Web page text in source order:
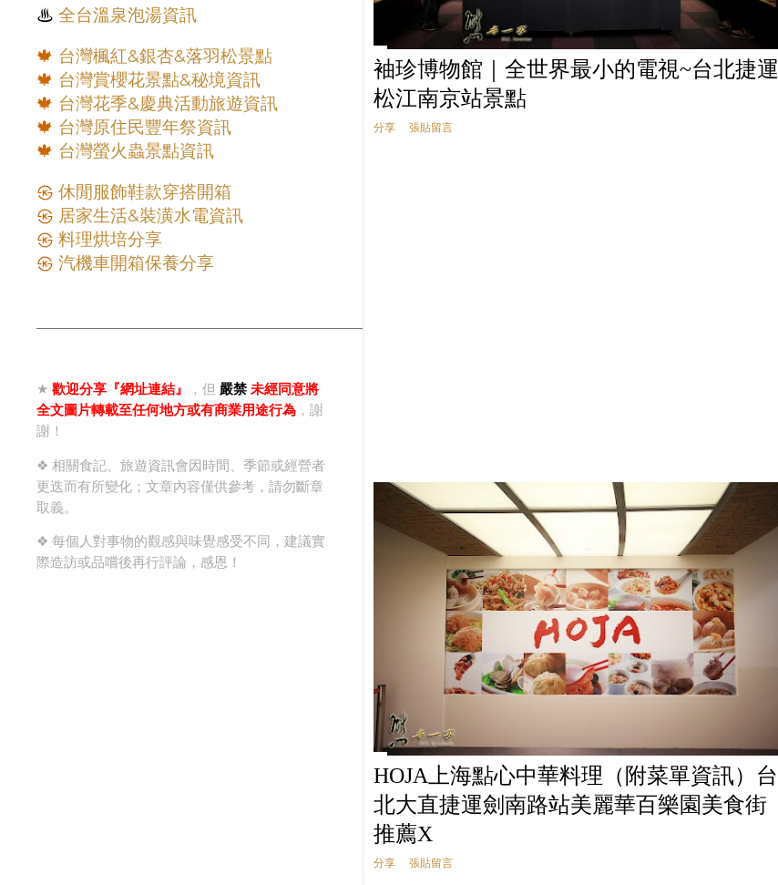
袖珍博物館｜全世界最小的電視~台北捷運
松江南京站景點
分享 張貼留言
HOJA上海點心中華料理（附菜單資訊）台
北大直捷運劍南路站美麗華百樂園美食街
推薦X
分享 張貼留言
12月
7
10月 4
9月 8
8月 5
7月 11
6月 19
5月 18
4月 7
12月 22
11月
10月 15
9月 12
8月
7月 5
♨︎ 全台溫泉泡湯資訊
🍁 台灣楓紅&銀杏&落羽松景點
🍁 台灣賞櫻花景點&秘境資訊
🍁 台灣花季&慶典活動旅遊資訊
🍁 台灣原住民豐年祭資訊
🍁 台灣螢火蟲景點資訊
㉿ 休閒服飾鞋款穿搭開箱
㉿ 居家生活&裝潢水電資訊
㉿ 料理烘培分享
㉿ 汽機車開箱保養分享
★ 歡迎分享『網址連結』 ，但 嚴禁 未經同意將
全文圖片轉載至任何地方或有商業用途行為 ，謝
謝！
❖ 相關食記、旅遊資訊會因時間、季節或經營者
更迭而有所變化；文章內容僅供參考，請勿斷章
取義。
❖ 每個人對事物的觀感與味覺感受不同，建議實
際造訪或品嚐後再行評論，感恩！